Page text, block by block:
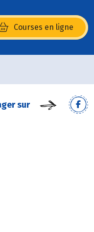
Courses en ligne
sur